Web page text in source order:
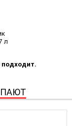
л
подходит.